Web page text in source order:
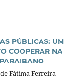
PÚBLICAS: UM
COOPERAR NA
Fátima Ferreira